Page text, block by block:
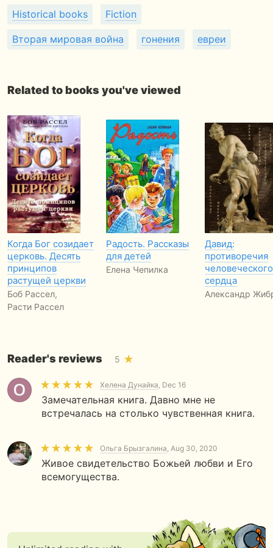
Historical books Fiction
Вторая мировая война гонения евреи
Related to books you've viewed
Когда Бог созидает
церковь. Десять
принципов
растущей церкви
Боб Рассел,
Расти Рассел
Радость. Рассказы
для детей
Елена Чепилка
Давид:
противоречия
человеческого
сердца
Александр
Reader's reviews 5
Хелена Дунайка, Dec 16
Замечательная книга. Давно мне не
встречалась на столько чувственная книга.
Ольга Брызгалина, Aug 30, 2020
Живое свидетельство Божьей любви и Его
всемогущества.